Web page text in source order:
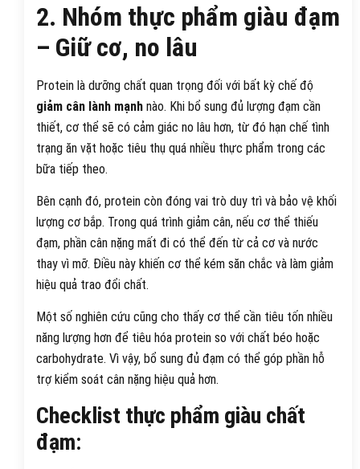
2. Nhóm thực phẩm giàu đạm
– Giữ cơ, no lâu
Protein là dưỡng chất quan trọng đối với bất kỳ chế độ
giảm cân lành mạnh nào. Khi bổ sung đủ lượng đạm cần
thiết, cơ thể sẽ có cảm giác no lâu hơn, từ đó hạn chế tình
trạng ăn vặt hoặc tiêu thụ quá nhiều thực phẩm trong các
bữa tiếp theo.
Bên cạnh đó, protein còn đóng vai trò duy trì và bảo vệ khối
lượng cơ bắp. Trong quá trình giảm cân, nếu cơ thể thiếu
đạm, phần cân nặng mất đi có thể đến từ cả cơ và nước
thay vì mỡ. Điều này khiến cơ thể kém săn chắc và làm giảm
hiệu quả trao đổi chất.
Một số nghiên cứu cũng cho thấy cơ thể cần tiêu tốn nhiều
năng lượng hơn để tiêu hóa protein so với chất béo hoặc
carbohydrate. Vì vậy, bổ sung đủ đạm có thể góp phần hỗ
trợ kiểm soát cân nặng hiệu quả hơn.
Checklist thực phẩm giàu chất
đạm: